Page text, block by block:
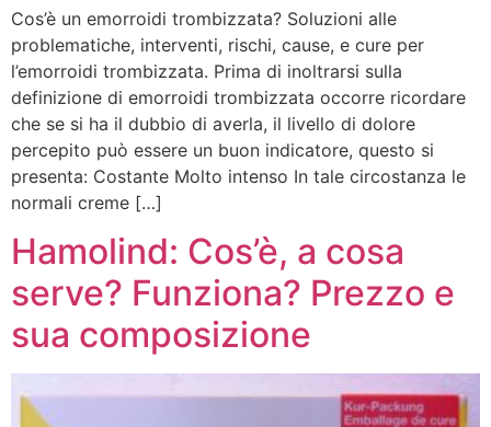
Cos’è un emorroidi trombizzata? Soluzioni alle
problematiche, interventi, rischi, cause, e cure per
l’emorroidi trombizzata. Prima di inoltrarsi sulla
definizione di emorroidi trombizzata occorre ricordare
che se si ha il dubbio di averla, il livello di dolore
percepito può essere un buon indicatore, questo si
presenta: Costante Molto intenso In tale circostanza le
normali creme […]
Hamolind: Cos’è, a cosa
serve? Funziona? Prezzo e
sua composizione